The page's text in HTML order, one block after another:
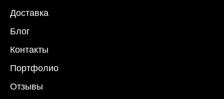
Доставка
Блог
Контакты
Портфолио
Отзывы